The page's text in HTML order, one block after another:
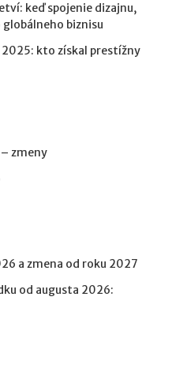
keď spojenie dizajnu,
biznisu
kto získal prestížny
zmeny
a zmena od roku 2027
od augusta 2026: